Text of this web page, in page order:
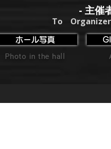
- 主催
To
ホール写真
Photo in the hall